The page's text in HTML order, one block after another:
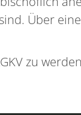
Über
zu